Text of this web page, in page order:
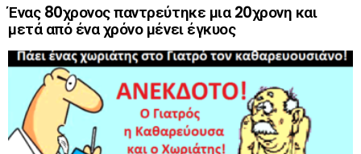
Ένας 80χρονος παντρεύτηκε μια 20χρονη και
μετά από ένα χρόνο μένει έγκυος